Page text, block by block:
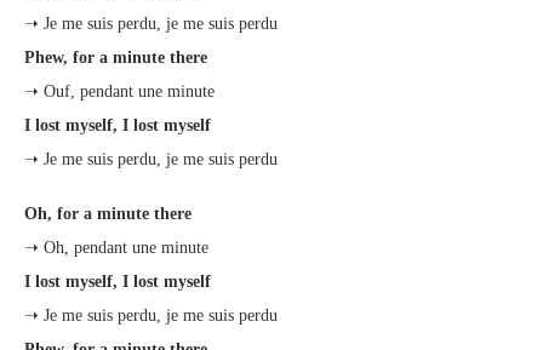
➝ Je me suis perdu, je me suis perdu
Phew, for a minute there
➝ Ouf, pendant une minute
I lost myself, I lost myself
➝ Je me suis perdu, je me suis perdu
Oh, for a minute there
➝ Oh, pendant une minute
I lost myself, I lost myself
➝ Je me suis perdu, je me suis perdu